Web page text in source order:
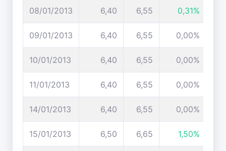
08/01/2013 6,40 6,55 0,31%
09/01/2013 6,40 6,55 0,00%
10/01/2013 6,40 6,55 0,00%
11/01/2013 6,40 6,55 0,00%
14/01/2013 6,40 6,55 0,00%
15/01/2013 6,50 6,65 1,50%